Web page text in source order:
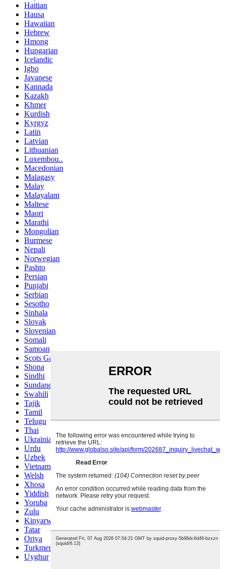
Haitian
Hausa
Hawaiian
Hebrew
Hmong
Hungarian
Icelandic
Igbo
Javanese
Kannada
Kazakh
Khmer
Kurdish
Kyrgyz
Latin
Latvian
Lithuanian
Luxembou..
Macedonian
Malagasy
Malay
Malayalam
Maltese
Maori
Marathi
Mongolian
Burmese
Nepali
Norwegian
Pashto
Persian
Punjabi
Serbian
Sesotho
Sinhala
Slovak
Slovenian
Somali
Samoan
Scots Gaelic
Shona
Sindhi
Sundanese
Swahili
Tajik
Tamil
Telugu
Thai
Ukrainian
Urdu
Uzbek
Vietnamese
Welsh
Xhosa
Yiddish
Yoruba
Zulu
Kinyarwanda
Tatar
Oriya
Turkmen
Uyghur